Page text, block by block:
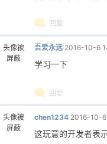
回复
头像被
屏蔽
吾爱永远 2016-10-6
学习一下
回复
头像被
屏蔽
chen1234 2016-10-6
这玩意的开发者表